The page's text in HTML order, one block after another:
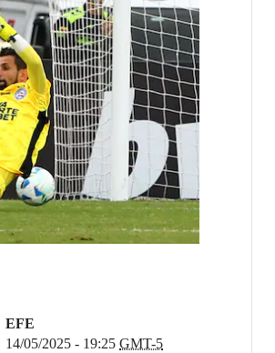
EFE
14/05/2025 - 19:25 GMT-5